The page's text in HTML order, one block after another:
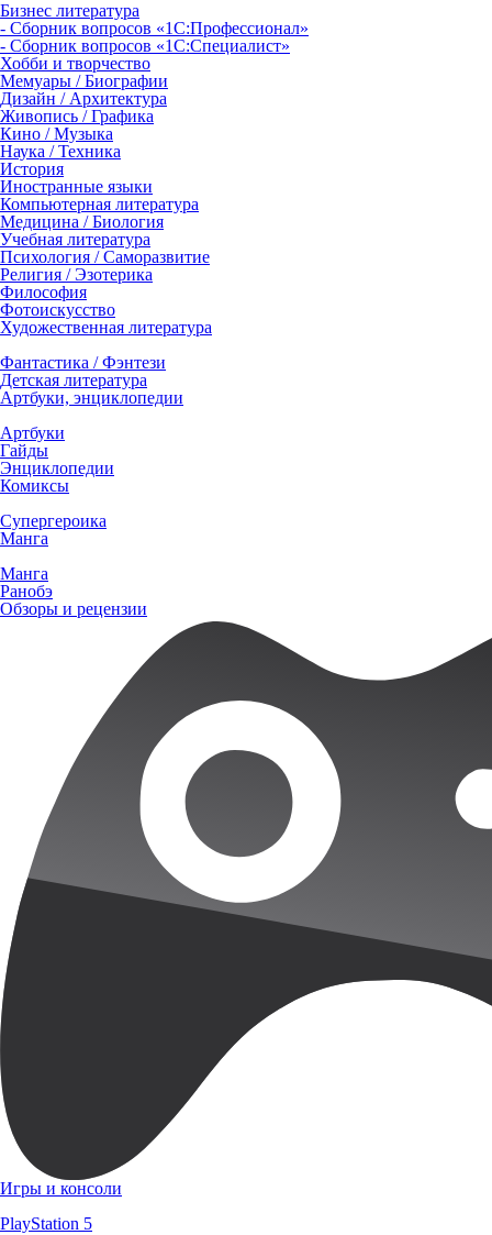
Бизнес литература
- Сборник вопросов «1С:Профессионал»
- Сборник вопросов «1С:Специалист»
Хобби и творчество
Мемуары / Биографии
Дизайн / Архитектура
Живопись / Графика
Кино / Музыка
Наука / Техника
История
Иностранные языки
Компьютерная литература
Медицина / Биология
Учебная литература
Психология / Саморазвитие
Религия / Эзотерика
Философия
Фотоискусство
Художественная литература
Фантастика / Фэнтези
Детская литература
Артбуки, энциклопедии
Артбуки
Гайды
Энциклопедии
Комиксы
Супергероика
Манга
Манга
Ранобэ
Обзоры и рецензии
Игры и консоли
PlayStation 5